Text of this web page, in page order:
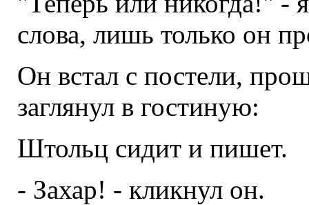
слова, лишь только он
Он встал с постели,
заглянул в гостиную:
Штольц сидит и пишет.
- Захар! - кликнул он.